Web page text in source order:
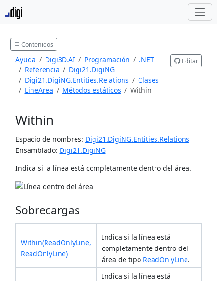
Contenidos
Ayuda Digi3D.AI Programación
.NET
Referencia
Digi21.DigiNG
Digi21.DigiNG.Entities.Relations
Clases
LineArea
Métodos estáticos Within
Editar
Within
Espacio de nombres: Digi21.DigiNG.Entities.Relations
Ensamblado: Digi21.DigiNG
Indica si la línea está completamente dentro del área.
Sobrecargas
Within(ReadOnlyLine,
ReadOnlyLine)
Indica si la línea está
completamente dentro del
área de tipo ReadOnlyLine.
Indica si la línea está